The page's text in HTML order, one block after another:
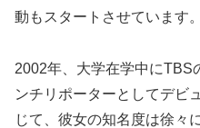
動もスタートさせています。
2002年、大学在学中にTBS
ンチリポーターとしてデビ
じて、彼女の知名度は徐々